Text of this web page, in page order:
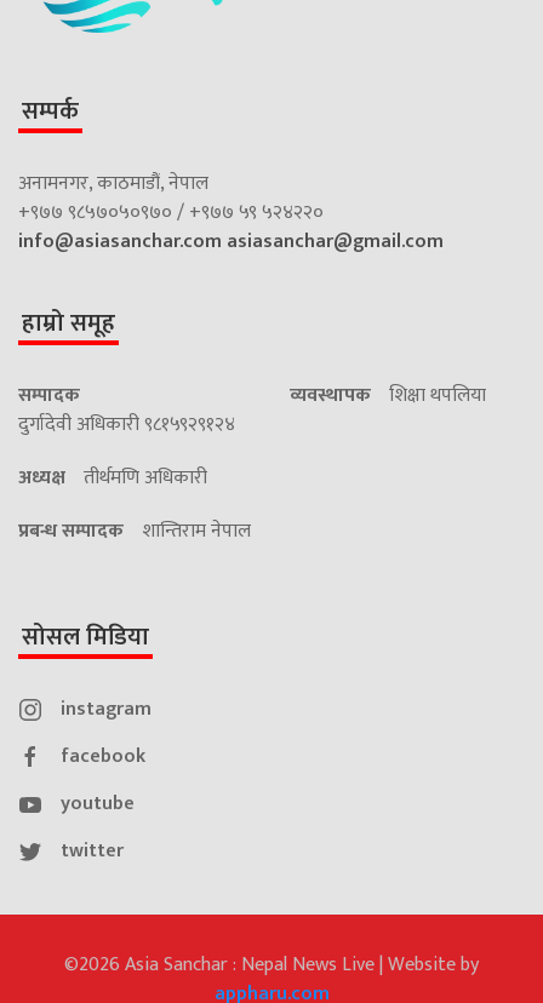
सम्पर्क
अनामनगर, काठमाडौं, नेपाल
+९७७ ९८५७०५०९७० / +९७७ ५९ ५२४२२०
info@asiasanchar.com asiasanchar@gmail.com
हाम्रो समूह
सम्पादक
दुर्गादेवी अधिकारी ९८१५९२९१२४
व्यवस्थापक शिक्षा थपलिया
अध्यक्ष तीर्थमणि अधिकारी
प्रबन्ध सम्पादक शान्तिराम नेपाल
सोसल मिडिया
instagram
facebook
youtube
twitter
©2026 Asia Sanchar : Nepal News Live | Website by
appharu.com